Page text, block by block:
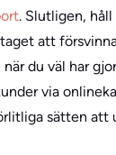
. Slutligen,
att
du väl har
via
sätten att